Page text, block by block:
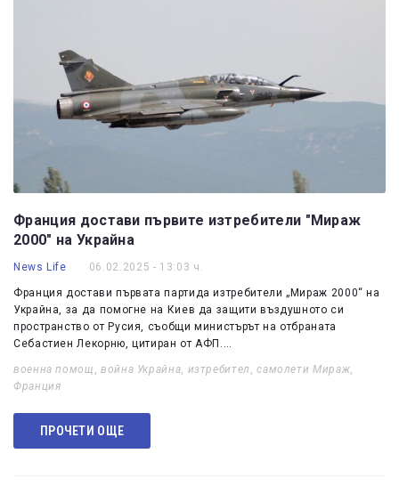
Франция достави първите изтребители "Мираж
2000" на Украйна
News Life 06.02.2025 - 13:03 ч.
Франция достави първата партида изтребители „Мираж 2000“ на
Украйна, за да помогне на Киев да защити въздушното си
пространство от Русия, съобщи министърът на отбраната
Себастиен Лекорню, цитиран от АФП.…
военна помощ , война Украйна, изтребител ,самолети Мираж,
Франция
ПРОЧЕТИ ОЩЕ